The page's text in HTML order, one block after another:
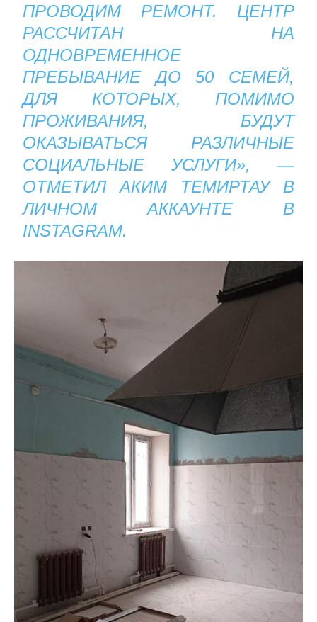
ПРОВОДИМ РЕМОНТ. ЦЕНТР
РАССЧИТАН НА
ОДНОВРЕМЕННОЕ
ПРЕБЫВАНИЕ ДО 50 СЕМЕЙ,
ДЛЯ КОТОРЫХ, ПОМИМО
ПРОЖИВАНИЯ, БУДУТ
ОКАЗЫВАТЬСЯ РАЗЛИЧНЫЕ
СОЦИАЛЬНЫЕ УСЛУГИ», —
ОТМЕТИЛ АКИМ ТЕМИРТАУ В
ЛИЧНОМ АККАУНТЕ В
INSTAGRAM.